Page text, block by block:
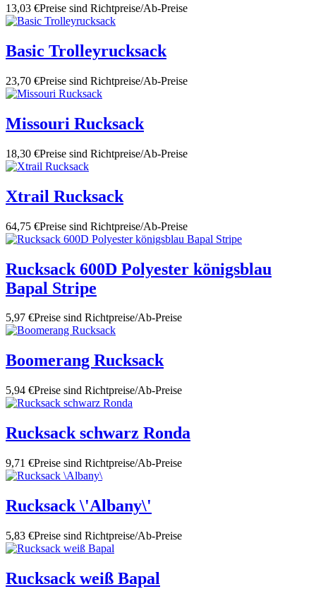
13,03 €Preise sind Richtpreise/Ab-Preise
Basic Trolleyrucksack
23,70 €Preise sind Richtpreise/Ab-Preise
Missouri Rucksack
18,30 €Preise sind Richtpreise/Ab-Preise
Xtrail Rucksack
64,75 €Preise sind Richtpreise/Ab-Preise
Rucksack 600D Polyester königsblau
Bapal Stripe
5,97 €Preise sind Richtpreise/Ab-Preise
Boomerang Rucksack
5,94 €Preise sind Richtpreise/Ab-Preise
Rucksack schwarz Ronda
9,71 €Preise sind Richtpreise/Ab-Preise
Rucksack \'Albany\'
5,83 €Preise sind Richtpreise/Ab-Preise
Rucksack weiß Bapal